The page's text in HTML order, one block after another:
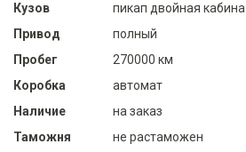
Кузов
пикап двойная кабина
Привод
полный
Пробег
270000 км
Коробка
автомат
Наличие
на заказ
Таможня
не растаможен